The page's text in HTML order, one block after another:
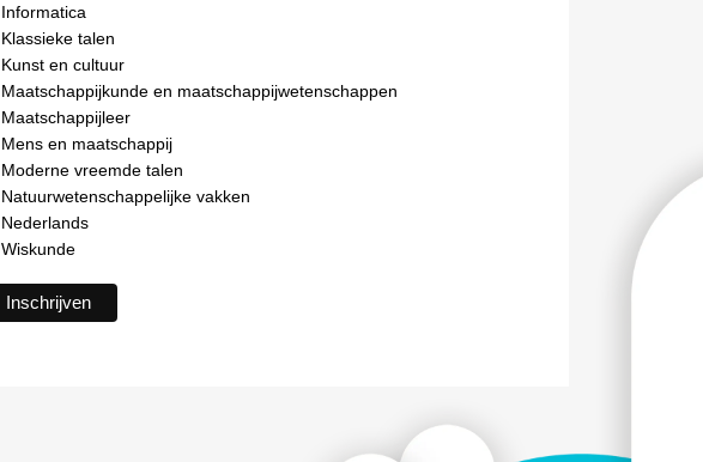
Informatica
Klassieke talen
Kunst en cultuur
Maatschappijkunde en maatschappijwetenschappen
Maatschappijleer
Mens en maatschappij
Moderne vreemde talen
Natuurwetenschappelijke vakken
Nederlands
Wiskunde